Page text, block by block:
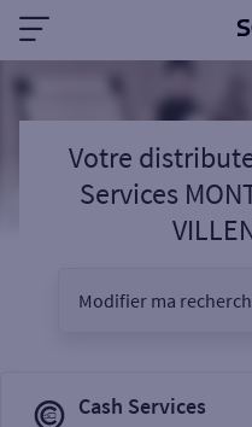
Votre
Services
Modifier ma
Cash Services